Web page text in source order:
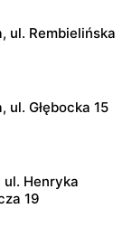
ul. Rembielińska
ul. Głębocka 15
ul. Henryka
19